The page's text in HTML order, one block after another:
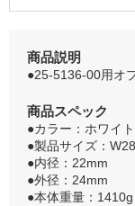
商品説明
●25-5136-00用オ
商品スペック
●カラー：ホワイト
●製品サイズ：
●内径：22mm
●外径：24mm
●本体重量：1410g